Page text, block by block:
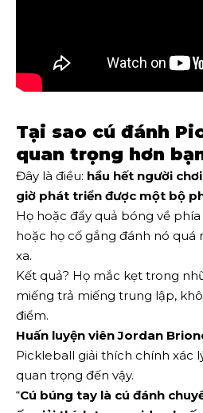
Tại sao cú đánh
quan trọng hơn
Đây là điều: hầu hết người
giờ phát triển được một bộ
Họ hoặc đẩy quả bóng về
hoặc họ cố gắng đánh nó quá
xa.
Kết quả? Họ mắc kẹt trong
miếng trả miếng trung lập,
điểm.
Huấn luyện viên Jordan
Pickleball giải thích chính xác
quan trọng đến vậy.
“Cú búng tay là cú đánh